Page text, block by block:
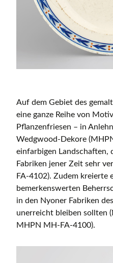
Auf dem Gebiet des
eine ganze Reihe von
Pflanzenfriesen – in
Wedgwood-Dekore
einfarbigen Landschaften,
Fabriken jener Zeit sehr
FA-4102). Zudem kreierte
bemerkenswerten
in den Nyoner Fabriken
unerreicht bleiben sollten
MHPN MH-FA-4100).